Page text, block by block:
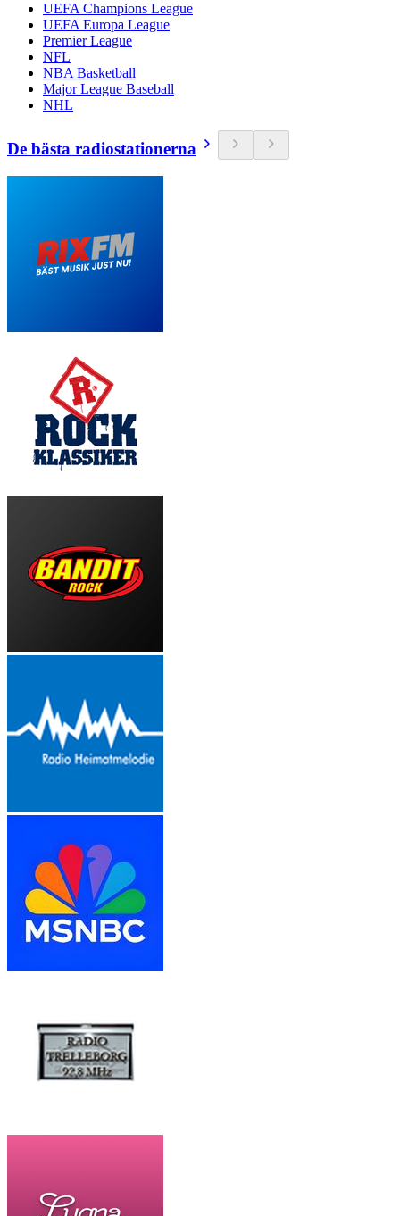
UEFA Champions League
UEFA Europa League
Premier League
NFL
NBA Basketball
Major League Baseball
NHL
De bästa radiostationerna